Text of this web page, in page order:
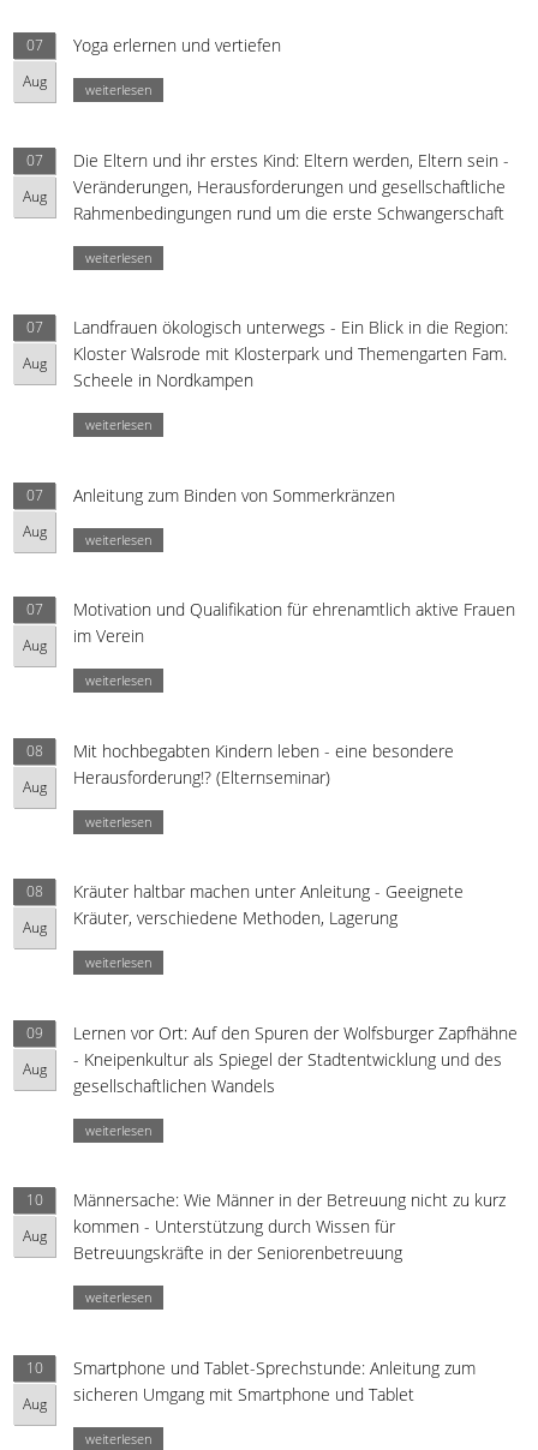
07
Aug
Yoga erlernen und vertiefen
weiterlesen
07
Aug
Die Eltern und ihr erstes Kind: Eltern werden, Eltern sein -
Veränderungen, Herausforderungen und gesellschaftliche
Rahmenbedingungen rund um die erste Schwangerschaft
weiterlesen
07
Aug
Landfrauen ökologisch unterwegs - Ein Blick in die Region:
Kloster Walsrode mit Klosterpark und Themengarten Fam.
Scheele in Nordkampen
weiterlesen
07
Aug
Anleitung zum Binden von Sommerkränzen
weiterlesen
07
Aug
Motivation und Qualifikation für ehrenamtlich aktive Frauen
im Verein
weiterlesen
08
Aug
Mit hochbegabten Kindern leben - eine besondere
Herausforderung!? (Elternseminar)
weiterlesen
08
Aug
Kräuter haltbar machen unter Anleitung - Geeignete
Kräuter, verschiedene Methoden, Lagerung
weiterlesen
09
Aug
Lernen vor Ort: Auf den Spuren der Wolfsburger Zapfhähne
- Kneipenkultur als Spiegel der Stadtentwicklung und des
gesellschaftlichen Wandels
weiterlesen
10
Aug
Männersache: Wie Männer in der Betreuung nicht zu kurz
kommen - Unterstützung durch Wissen für
Betreuungskräfte in der Seniorenbetreuung
weiterlesen
10
Aug
Smartphone und Tablet-Sprechstunde: Anleitung zum
sicheren Umgang mit Smartphone und Tablet
weiterlesen